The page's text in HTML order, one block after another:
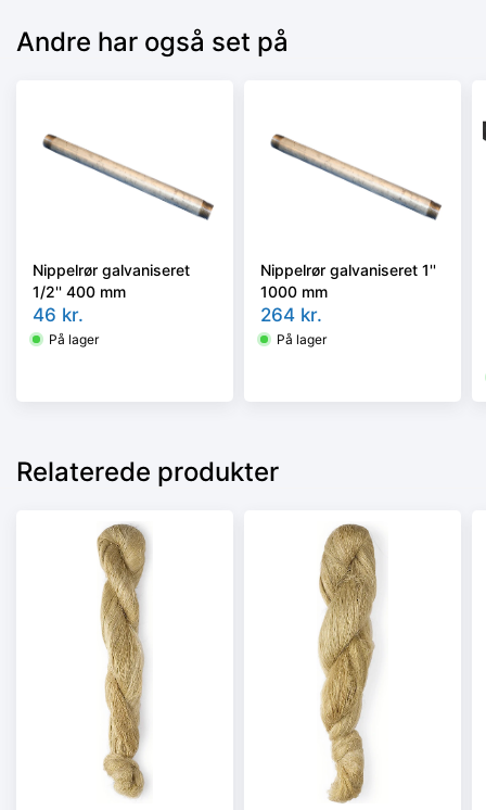
Andre har også set på
Nippelrør galvaniseret
1/2'' 400 mm
46 kr.
På lager
Nippelrør galvaniseret 1''
1000 mm
264 kr.
På lager
Relaterede produkter